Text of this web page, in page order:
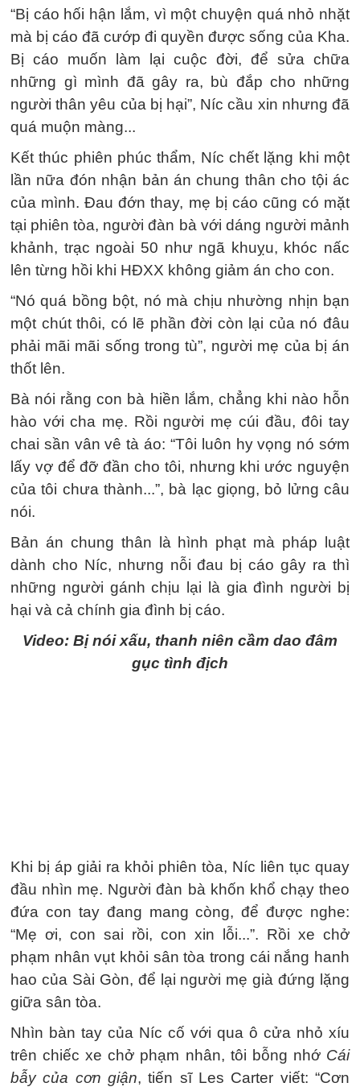
“Bị cáo hối hận lắm, vì một chuyện quá nhỏ nhặt
mà bị cáo đã cướp đi quyền được sống của Kha.
Bị cáo muốn làm lại cuộc đời, để sửa chữa
những gì mình đã gây ra, bù đắp cho những
người thân yêu của bị hại”, Níc cầu xin nhưng đã
quá muộn màng...
Kết thúc phiên phúc thẩm, Níc chết lặng khi một
lần nữa đón nhận bản án chung thân cho tội ác
của mình. Đau đớn thay, mẹ bị cáo cũng có mặt
tại phiên tòa, người đàn bà với dáng người mảnh
khảnh, trạc ngoài 50 như ngã khuỵu, khóc nấc
lên từng hồi khi HĐXX không giảm án cho con.
“Nó quá bồng bột, nó mà chịu nhường nhịn bạn
một chút thôi, có lẽ phần đời còn lại của nó đâu
phải mãi mãi sống trong tù”, người mẹ của bị án
thốt lên.
Bà nói rằng con bà hiền lắm, chẳng khi nào hỗn
hào với cha mẹ. Rồi người mẹ cúi đầu, đôi tay
chai sần vân vê tà áo: “Tôi luôn hy vọng nó sớm
lấy vợ để đỡ đần cho tôi, nhưng khi ước nguyện
của tôi chưa thành...”, bà lạc giọng, bỏ lửng câu
nói.
Bản án chung thân là hình phạt mà pháp luật
dành cho Níc, nhưng nỗi đau bị cáo gây ra thì
những người gánh chịu lại là gia đình người bị
hại và cả chính gia đình bị cáo.
Video: Bị nói xấu, thanh niên cầm dao đâm
gục tình địch
Khi bị áp giải ra khỏi phiên tòa, Níc liên tục quay
đầu nhìn mẹ. Người đàn bà khốn khổ chạy theo
đứa con tay đang mang còng, để được nghe:
“Mẹ ơi, con sai rồi, con xin lỗi...”. Rồi xe chở
phạm nhân vụt khỏi sân tòa trong cái nắng hanh
hao của Sài Gòn, để lại người mẹ già đứng lặng
giữa sân tòa.
Nhìn bàn tay của Níc cố với qua ô cửa nhỏ xíu
trên chiếc xe chở phạm nhân, tôi bỗng nhớ Cái
bẫy của cơn giận, tiến sĩ Les Carter viết: “Cơn